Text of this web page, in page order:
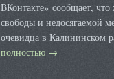
ВКонтакте» сообщает,
свободы и недосягаемой
очевидца в Калининском
полностью →